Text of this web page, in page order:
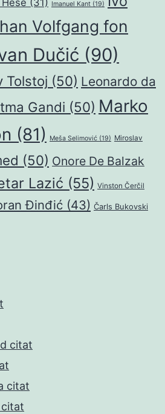
(31) Imanuel Kant (19)
Volfgang fon
Dučić (90)
Tolstoj (50) Leonardo da
Gandi (50) Marko
(81) Meša Selimović (19) Miroslav
(50) Onore De Balzak
Lazić (55) Vinston Čerčil
Đinđić (43) Čarls Bukovski
citat
citat
citat